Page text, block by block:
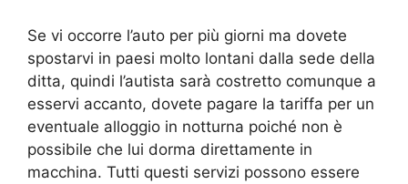
Se vi occorre l’auto per più giorni ma dovete
spostarvi in paesi molto lontani dalla sede della
ditta, quindi l’autista sarà costretto comunque a
esservi accanto, dovete pagare la tariffa per un
eventuale alloggio in notturna poiché non è
possibile che lui dorma direttamente in
macchina. Tutti questi servizi possono essere